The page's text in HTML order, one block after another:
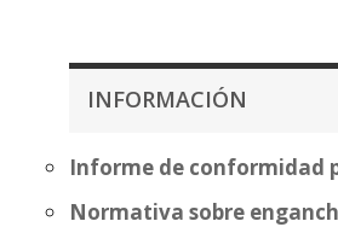
desde
hasta
INFORMACIÓN
Informe de conformidad
Normativa sobre